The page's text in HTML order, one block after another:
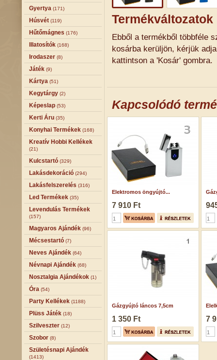
Gyertya (171)
Húsvét (119)
Hűtőmágnes (176)
Illatosítók (168)
Irodaszer (8)
Játék (9)
Kártya (51)
Kegytárgy (2)
Képeslap (53)
Kerti Áru (35)
Konyhai Termékek (168)
Kreatív Hobbi Kellékek
(21)
Kulcstartó (329)
Lakásdekoráció (294)
Lakásfelszerelés (316)
Led Termékek (35)
Levendulás Termékek
(157)
Magyaros Ajándék (96)
Mécsestartó (7)
Neves Ajándék (64)
Névnapi Ajándék (68)
Nosztalgia Ajándékok (1)
Óra (54)
Party Kellékek (1188)
Plüss Játék (18)
Szilveszter (12)
Szobor (8)
Születésnapi Ajándék
(1413)
Termékváltozatok
Ebből a termékből többféle
kosárba kerüljön, kérjük
kattintson a 'Kosár' gombra.
Kapcsolódó
Elektromos öngyújtó...
7 910 Ft
Gázgyújtó láncos 7,5cm
1 350 Ft 7